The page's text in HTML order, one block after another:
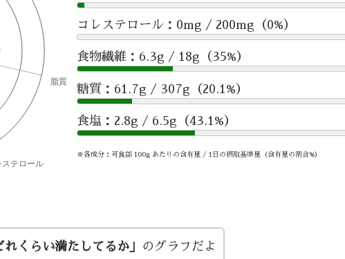
コレステロール：0mg / 200mg（0%）
食物繊維：6.3g / 18g（35%）
糖質：61.7g / 307g（20.1%）
食塩：2.8g / 6.5g（43.1%）
※各成分：可食部 100g あたりの含有量 / 1日の摂取基準量（含有量の割合%）
れくらい満たしてるか」 のグラフだよ